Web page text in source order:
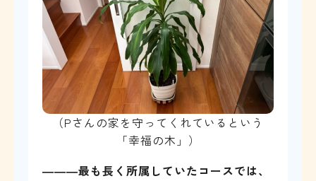
（Pさんの家を守ってくれているという
「幸福の木」）
―――最も長く所属していたコースでは、